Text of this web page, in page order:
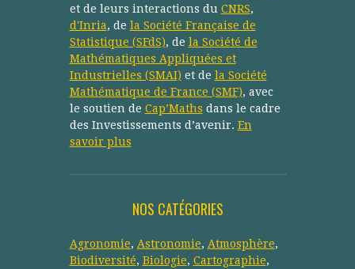
et de leurs interactions du CNRS,
d'Inria, de la Société Française de
Statistique (SFdS), de la Société de
Mathématiques Appliquées et
Industrielles (SMAI) et de la Société
Mathématique de France (SMF), avec
le soutien de Cap’Maths dans le cadre
des Investissements d’avenir. En
savoir plus
NOS CATÉGORIES
Agronomie, Astronomie, Atmosphère,
Biodiversité, Biologie, Cartographie,